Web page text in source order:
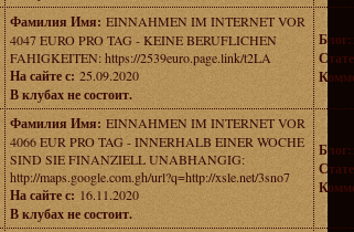
Фамилия Имя: EINNAHMEN IM INTERNET VOR
4047 EURO PRO TAG - KEINE BERUFLICHEN
FAHIGKEITEN: https://2539euro.page.link/t2LA
На сайте с: 25.09.2020
В клубах не состоит.
Блог::
Фамилия Имя: EINNAHMEN IM INTERNET VOR
4066 EUR PRO TAG - INNERHALB EINER WOCHE
SIND SIE FINANZIELL UNABHANGIG:
http://maps.google.com.gh/url?q=http://xsle.net/3sno7
На сайте с: 16.11.2020
В клубах не состоит.
Блог::